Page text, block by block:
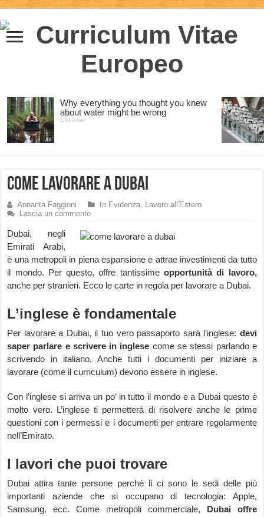
Come lavorare a Dubai
Annarita Faggioni In Evidenza, Lavoro all'Estero
Lascia un commento
Dubai, negli
Emirati Arabi,
è una metropoli in piena espansione e attrae investimenti da tutto
il mondo. Per questo, offre tantissimeopportunità di lavoro,
anche per stranieri. Ecco le carte in regola per lavorare a Dubai.
L’inglese è fondamentale
Per lavorare a Dubai, il tuo vero passaporto sarà l’inglese: devi
saper parlare e scrivere in inglese come se stessi parlando e
scrivendo in italiano. Anche tutti i documenti per iniziare a
lavorare (come il curriculum) devono essere in inglese.
Con l’inglese si arriva un po’ in tutto il mondo e a Dubai questo è
molto vero. L’inglese ti permetterà di risolvere anche le prime
questioni con i permessi e i documenti per entrare regolarmente
nell’Emirato.
I lavori che puoi trovare
Dubai attira tante persone perché lì ci sono le sedi delle più
importanti aziende che si occupano di tecnologia: Apple,
Samsung, ecc. Come metropoli commerciale, Dubai offre